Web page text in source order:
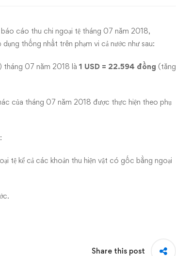
cáo thu chi ngoại tệ tháng 07 năm 2018,
thống nhất trên phạm vi cả nước như sau:
tháng 07 năm 2018 là 1 USD = 22.594 đồng (tăng
của tháng 07 năm 2018 được thực hiện theo phụ
tệ kể cả các khoản thu hiện vật có gốc bằng ngoại
Share this post